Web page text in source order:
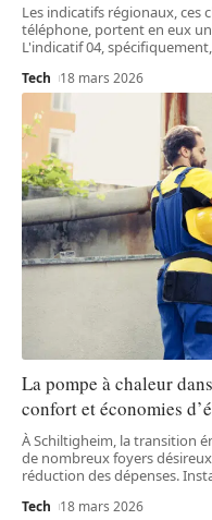
Les indicatifs régionaux, ces
téléphone, portent en eux
L'indicatif 04,
Tech 18 mars 2026
La pompe à chaleur
confort et économies
À Schiltigheim, la transition
de nombreux foyers
réduction des dépenses.
Tech 18 mars 2026